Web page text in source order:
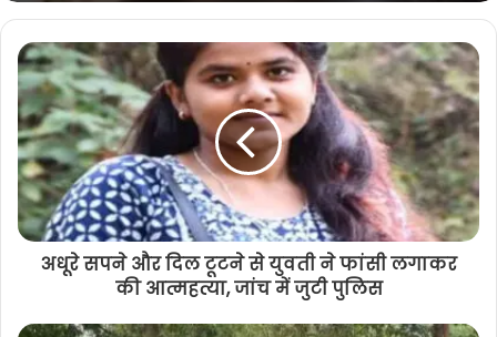
अधूरे सपने और दिल टूटने से युवती ने फांसी लगाकर
की आत्महत्या, जांच में जुटी पुलिस